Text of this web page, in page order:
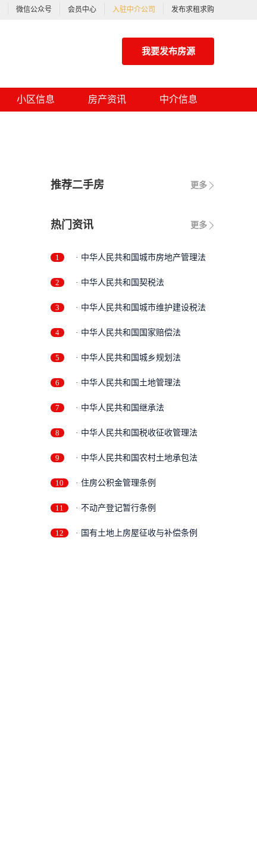
微信公众号 会员中心 入驻中介公司 发布求租求购
我要发布房源
小区信息 房产资讯 中介信息
更多
推荐二手房
更多
热门资讯
1 · 中华人民共和国城市房地产管理法
2 · 中华人民共和国契税法
3 · 中华人民共和国城市维护建设税法
4 · 中华人民共和国国家赔偿法
5 · 中华人民共和国城乡规划法
6 · 中华人民共和国土地管理法
7 · 中华人民共和国继承法
8 · 中华人民共和国税收征收管理法
9 · 中华人民共和国农村土地承包法
10 · 住房公积金管理条例
11 · 不动产登记暂行条例
12 · 国有土地上房屋征收与补偿条例